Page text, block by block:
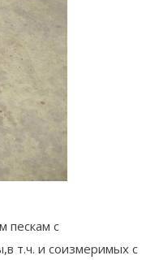
пескам с
т.ч. и соизмеримых с